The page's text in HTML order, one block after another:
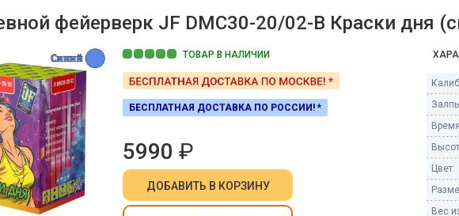
и наземные
дым и огонь
огня
дым
пиротехника
Фонтаны пиротехнические
Фонтаны в торт (холодные)
Фонтаны сценические (холодные)
Фонтаны для улицы
Вулканы
Фестивальные шары
фейерверк JF DMC30-20/02-B Краски дня
ТОВАР В НАЛИЧИИ
БЕСПЛАТНАЯ ДОСТАВКА ПО РОССИИ! *
5990 ₽
ДОБАВИТЬ В КОРЗИНУ
Цвет:
Вес